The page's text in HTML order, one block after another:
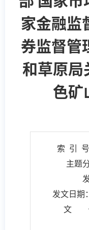
家金融监
券监督管
和草原局
色矿
索 引
主题
发文日
文 号